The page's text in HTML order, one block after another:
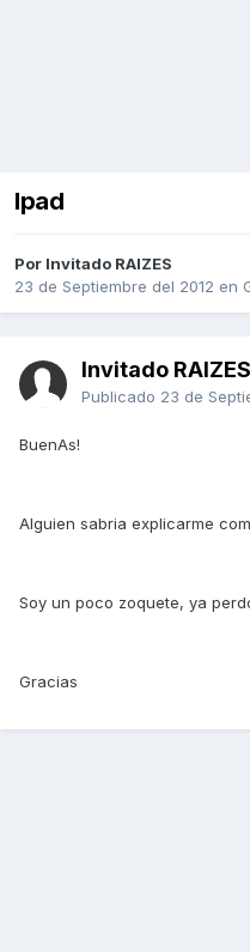
Ipad
Por Invitado RAIZES
23 de Septiembre del 2012 en
Invitado RAIZES
Publicado 23 de
BuenAs!
Alguien sabria explicarme
Soy un poco zoquete, ya
Gracias